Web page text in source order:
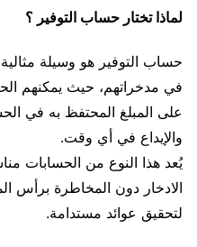
لماذا تختار حساب التوفير ؟
حساب التوفير هو وسيلة مثالية
في مدخراتهم، حيث يمكنهم
على المبلغ المحتفظ به في
والإيداع في أي وقت.
يُعد هذا النوع من الحسابات
الادخار دون المخاطرة برأس
لتحقيق عوائد مستدامة.